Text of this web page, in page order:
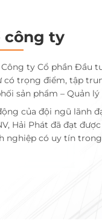
công ty
Công ty Cổ phần Đầu
có trọng điểm, tập
sản phẩm – Quản
của đội ngũ lãnh
Hải Phát đã đạt
nghiệp có uy tín